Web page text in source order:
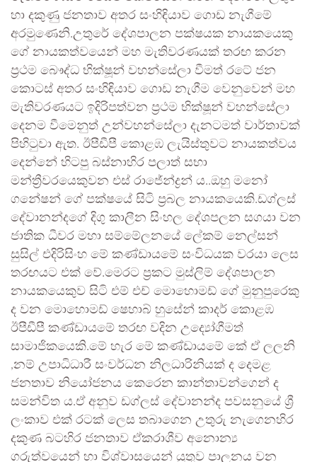
හා දකුණු ජනතාව අතර සංහිඳියාව ගොඩ නැගීමේ
අරමුණෙනි.උතුරේ දේශපාලන පක්ෂයක නායකයෙකු
ගේ නායකත්වයෙන් මහ මැතිවරණයක් තරඟ කරන
ප්‍රථම බෞද්ධ භික්ෂූන් වහන්සේලා වීමත් රටේ ජන
කොටස් අතර සංහිඳියාව ගොඩ නැගීම වෙනුවෙන් මහ
මැතිවරණයට ඉදිරිපත්වන ප්‍රථම භික්ෂූන් වහන්සේලා
දෙනම වීමෙනුත් උන්වහන්සේලා දැනටමත් වාර්තාවක්
පිහිටුවා ඇත. ඊපීඩීපී කොළඹ ලැයිස්තුවට නායකත්වය
දෙන්නේ හිටපු බස්නාහිර පලාත් සභා
මන්ත්‍රීවරයෙකුවන එස් රාජේන්ද්‍රන්‍ ය..ඔහු මනෝ
ගනේෂන් ගේ පක්ෂයේ සිටි ප්‍රබල නායකයෙකි.ඩග්ලස්
දේවානන්දගේ දිගු කාලීන සිංහල දේශපලන සගයා වන
ජාතික ධීවර මහා සම්මේලනයේ ලේකම් නෙල්සන්
සුසිල් එදිරිසිංහ මේ කණ්ඩායමේ සංවිධයක වරයා ලෙස
තරඟයට එක් වේ.මෙරට ප්‍රකට මුස්ලිම් දේශපාලන
නායකයෙකුව සිටි එම් එච් මොහොමඩ් ගේ මුනුපුරෙකු
ද වන මොහොමඩ් ෂෙහාබ් හුසේන් කාදර් කොළඹ
ඊපීඩීපී කණ්ඩායමේ තරඟ වදින උද්‍යෝගීමත්
සාමාජිකයෙකි.මේ හැර මේ කණ්ඩායමේ කේ ඒ ලලනි
,නම් උපාධිධාරී සංවර්ධන නිලධාරිනියක් ද දෙමළ
ජනතාව නියෝජනය කෙරෙන කාන්තාවන්ගෙන් ද
සමන්විත ය.ඒ අනුව ඩග්ලස් දේවානන්ද පවසනුයේ ශ්‍රී
ලංකාව එක් රටක් ලෙස තබාගෙන උතුරු නැගෙනහිර
දකුණ බටහිර ජනතාව ඒකරාශීව අනොන්‍ය
ගරුත්වයෙන් හා විශ්වාසයෙන් යුතුව පාලනය වන